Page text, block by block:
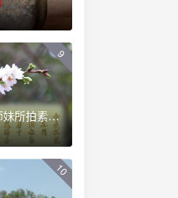
9
七绝 · 壬寅春日见师妹所拍素白桃花有感
10